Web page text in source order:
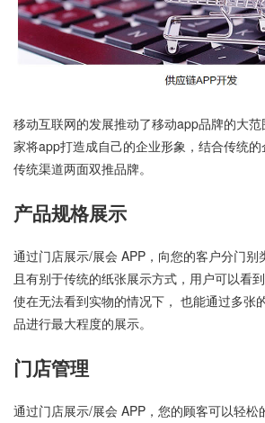
移动互联网的发展推动了移动app品牌的大
家将app打造成自己的企业形象，结合传统
传统渠道两面双推品牌。
产品规格展示
通过门店展示/展会 APP，向您的客户分门别
且有别于传统的纸张展示方式，用户可以看
使在无法看到实物的情况下， 也能通过多张
品进行最大程度的展示。
门店管理
通过门店展示/展会 APP，您的顾客可以轻松